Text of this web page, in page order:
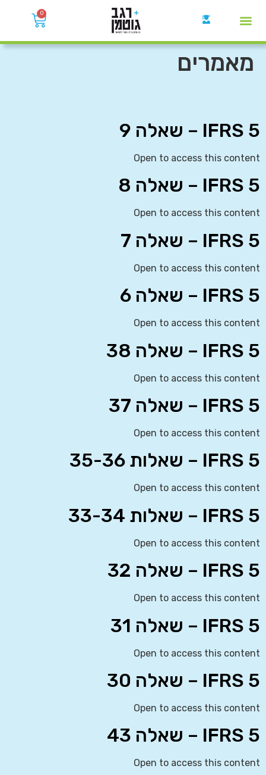
0
מאמרים
IFRS 5 – שאלה 9
Open to access this content
IFRS 5 – שאלה 8
Open to access this content
IFRS 5 – שאלה 7
Open to access this content
IFRS 5 – שאלה 6
Open to access this content
IFRS 5 – שאלה 38
Open to access this content
IFRS 5 – שאלה 37
Open to access this content
IFRS 5 – שאלות 35-36
Open to access this content
IFRS 5 – שאלות 33-34
Open to access this content
IFRS 5 – שאלה 32
Open to access this content
IFRS 5 – שאלה 31
Open to access this content
IFRS 5 – שאלה 30
Open to access this content
IFRS 5 – שאלה 43
Open to access this content